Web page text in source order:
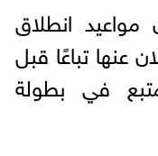
مواعيد انطلاق
عنها تباعًا قبل
في بطولة